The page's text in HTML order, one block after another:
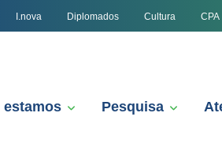
I.nova Diplomados Cultura CPA
estamos Pesquisa